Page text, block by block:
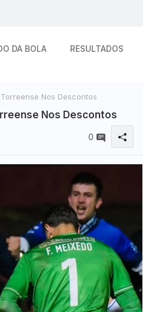
DA BOLA RESULTADOS
Nos Descontos
Nos Descontos
0